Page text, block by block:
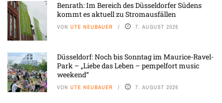
Benrath: Im Bereich des Düsseldorfer Südens
kommt es aktuell zu Stromausfällen
VON UTE NEUBAUER 7. AUGUST 2026
Düsseldorf: Noch bis Sonntag im Maurice-Ravel-
Park – „Liebe das Leben – pempelfort music
weekend“
VON UTE NEUBAUER 7. AUGUST 2026